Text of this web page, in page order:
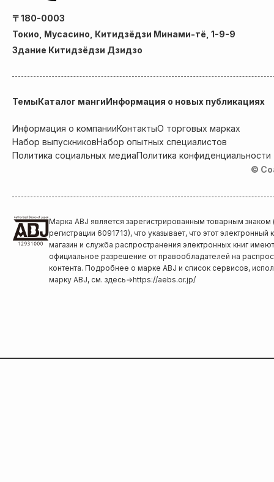
〒180-0003
Токио, Мусасино, Китидзёдзи Минами-тё, 1-9-9
Здание Китидзёдзи Дзидзо
ТемыКаталог мангиИнформация о новых публикациях
Информация о компанииКонтактыО торговых марках
Набор выпускниковНабор опытных специалистов
Политика социальных медиаПолитика конфиденциальности
©
Марка ABJ является зарегистрированным товарным
регистрации 6091713), что указывает, что этот электронный
магазин и служба распространения электронных книг имеют
официальное разрешение от правообладателей на
контента. Подробнее о марке ABJ и список сервисов,
марку ABJ, см. здесь→https://aebs.or.jp/